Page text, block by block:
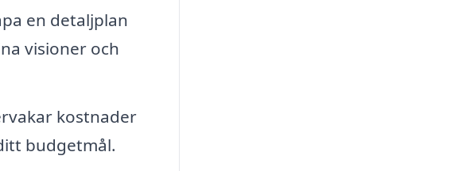
en detaljplan
visioner och
kostnader
budgetmål.